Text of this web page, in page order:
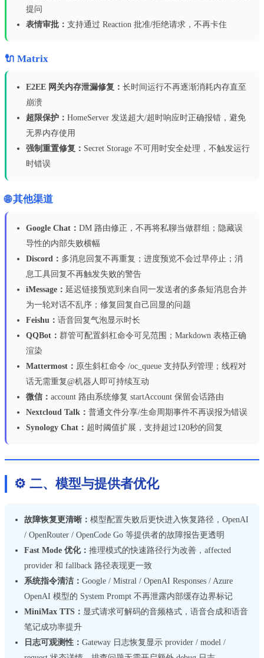
提问
表情审批： 支持通过 Reaction 批准/拒绝请求，不再卡住
🔌 Matrix
E2EE 网关内存泄漏修复： 长时间运行不再逐渐消耗内存直至
崩溃
超限保护： HomeServer 发送超大/超时响应时正确报错，避免
无界内存使用
强制重置修复： Secret Storage 不可用时安全处理，不触发运行
时错误
🌐 其他渠道
Google Chat： DM 路由修正，不再将私聊当做群组；隐藏误
导性的内部失败横幅
Discord： 多消息回复不再重复；进度预览不会过早停止；消
息工具回复不再触发失败的警告
iMessage： 延迟链接预览到来自同一发送者的多条短消息合并
为一轮对话不乱序；修复回复自己回显的问题
Feishu： 语音回复气泡显示时长
QQBot： 群管可配置斜杠命令可见范围；Markdown 表格正确
渲染
Mattermost： 原生斜杠命令 /oc_queue 支持队列管理；线程对
话无需重复@机器人即可持续互动
微信： account 路由系统修复 startAccount 保留会话路由
Nextcloud Talk： 普通文件分享/生命周期事件不再误报为错误
Synology Chat： 超时阈值扩展，支持超过120秒的回复
⚙️ 二、模型与提供者优化
故障恢复更清晰： 模型配置失败后更快进入恢复路径，OpenAI
/ OpenRouter / OpenCode Go 等提供者的故障报告更透明
Fast Mode 优化： 推理模式的快速路径行为改善，affected
provider 和 fallback 路径表现更一致
系统指令清洁： Google / Mistral / OpenAI Responses / Azure
OpenAI 模型的 System Prompt 不再泄露内部缓存边界标记
MiniMax TTS： 显式请求可解码的音频格式，语音合成和语音
笔记成功率提升
日志可观测性： Gateway 日志恢复显示 provider / model /